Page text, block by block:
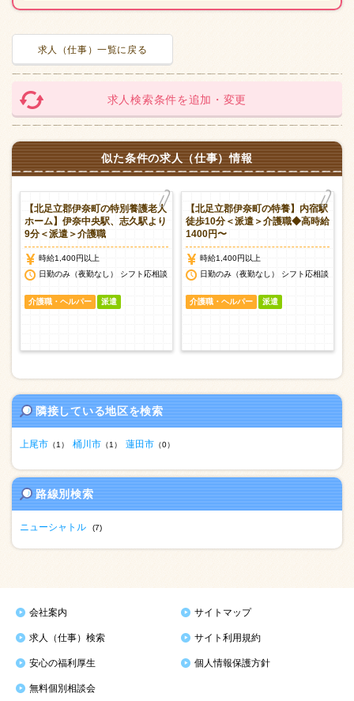
求人（仕事）一覧に戻る
求人検索条件を追加・変更
似た条件の求人（仕事）情報
【北足立郡伊奈町の特別養護老人
ホーム】伊奈中央駅、志久駅より
9分＜派遣＞介護職
時給1,400円以上
日勤のみ（夜勤なし） シフト応相談
介護職・ヘルパー 派遣
【北足立郡伊奈町の特養】内宿駅
徒歩10分＜派遣＞介護職◆高時給
1400円〜
時給1,400円以上
日勤のみ（夜勤なし） シフト応相談
介護職・ヘルパー 派遣
隣接している地区を検索
上尾市 （1） 桶川市 （1） 蓮田市 （0）
路線別検索
ニューシャトル (7)
会社案内 サイトマップ
求人（仕事）検索 サイト利用規約
安心の福利厚生 個人情報保護方針
無料個別相談会